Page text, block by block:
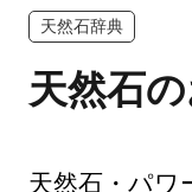
天然石辞典
天然石
天然石・パワ